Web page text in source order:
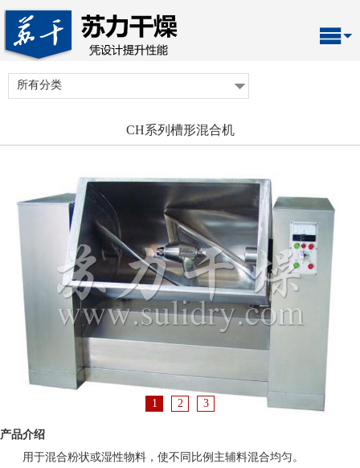
所有分类
CH系列槽形混合机
1 2 3
产品介绍
用于混合粉状或湿性物料，使不同比例主辅料混合均匀。